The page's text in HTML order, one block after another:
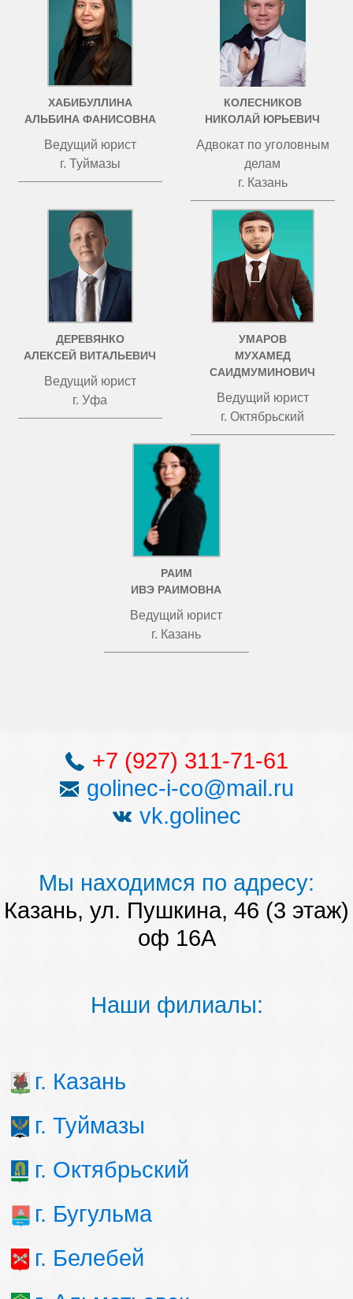
ХАБИБУЛЛИНА
АЛЬБИНА ФАНИСОВНА
Ведущий юрист
г. Туймазы
КОЛЕСНИКОВ
НИКОЛАЙ ЮРЬЕВИЧ
Адвокат по уголовным
делам
г. Казань
ДЕРЕВЯНКО
АЛЕКСЕЙ ВИТАЛЬЕВИЧ
Ведущий юрист
г. Уфа
УМАРОВ
МУХАМЕД
САИДМУМИНОВИЧ
Ведущий юрист
г. Октябрьский
РАИМ
ИВЭ РАИМОВНА
Ведущий юрист
г. Казань
+7 (927) 311-71-61
golinec-i-co@mail.ru
vk.golinec
Мы находимся по адресу:
Казань, ул. Пушкина, 46 (3 этаж)
оф 16А
Наши филиалы:
г. Казань
г. Туймазы
г. Октябрьский
г. Бугульма
г. Белебей